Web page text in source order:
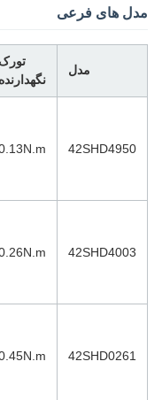
مدل های فرعی
مدل
تورک
نگهدارنده
42SHD4950
0.13N.m
42SHD4003
0.26N.m
42SHD0261
0.45N.m